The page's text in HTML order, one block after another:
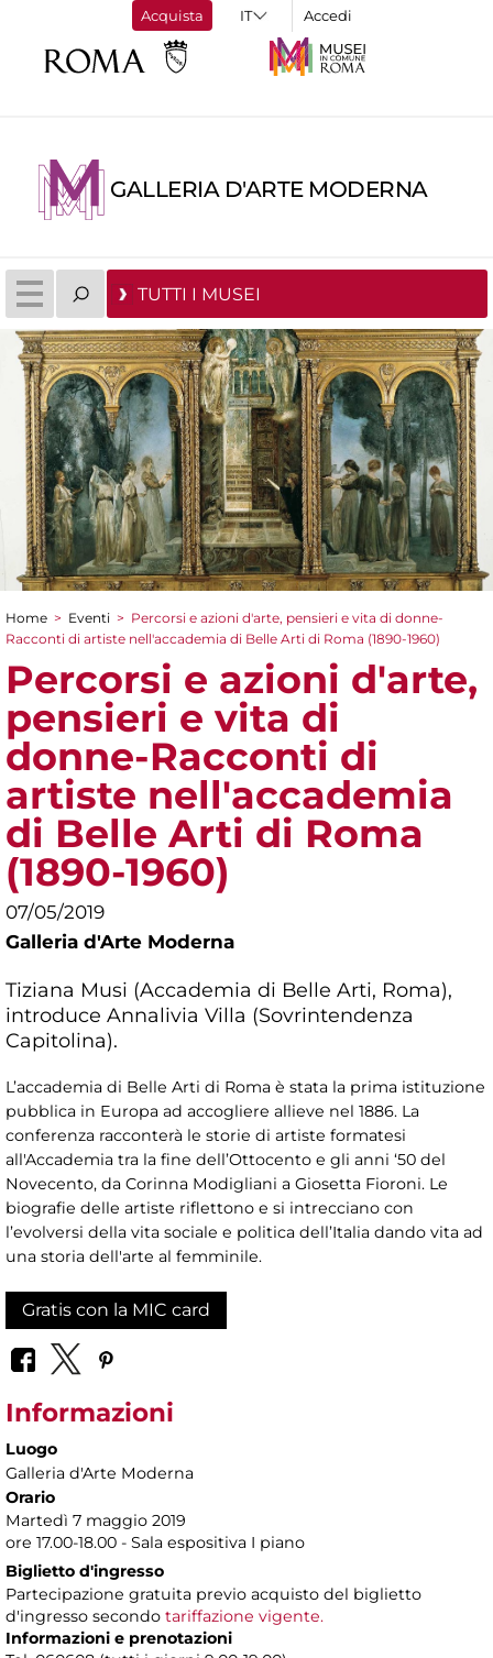
Acquista Accedi
GALLERIA D'ARTE MODERNA
TUTTI I MUSEI
Tu sei qui
Home > Eventi > Percorsi e azioni d'arte, pensieri e vita di donne-
Racconti di artiste nell'accademia di Belle Arti di Roma (1890-1960)
Percorsi e azioni d'arte,
pensieri e vita di
donne-Racconti di
artiste nell'accademia
di Belle Arti di Roma
(1890-1960)
07/05/2019
Galleria d'Arte Moderna
Tiziana Musi (Accademia di Belle Arti, Roma),
introduce Annalivia Villa (Sovrintendenza
Capitolina).
L’accademia di Belle Arti di Roma è stata la prima istituzione
pubblica in Europa ad accogliere allieve nel 1886. La
conferenza racconterà le storie di artiste formatesi
all'Accademia tra la fine dell’Ottocento e gli anni ‘50 del
Novecento, da Corinna Modigliani a Giosetta Fioroni. Le
biografie delle artiste riflettono e si intrecciano con
l’evolversi della vita sociale e politica dell’Italia dando vita ad
una storia dell'arte al femminile.
Gratis con la MIC card
Informazioni
Luogo
Galleria d'Arte Moderna
Orario
Martedì 7 maggio 2019
ore 17.00-18.00 - Sala espositiva I piano
Biglietto d'ingresso
Partecipazione gratuita previo acquisto del biglietto
d'ingresso secondo tariffazione vigente.
Informazioni e prenotazioni